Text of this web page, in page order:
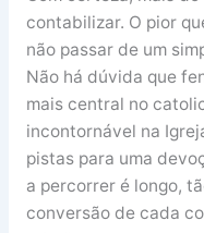
contabilizar. O pior
não passar de um
Não há dúvida que
mais central no
incontornável na
pistas para uma
a percorrer é longo,
conversão de cada